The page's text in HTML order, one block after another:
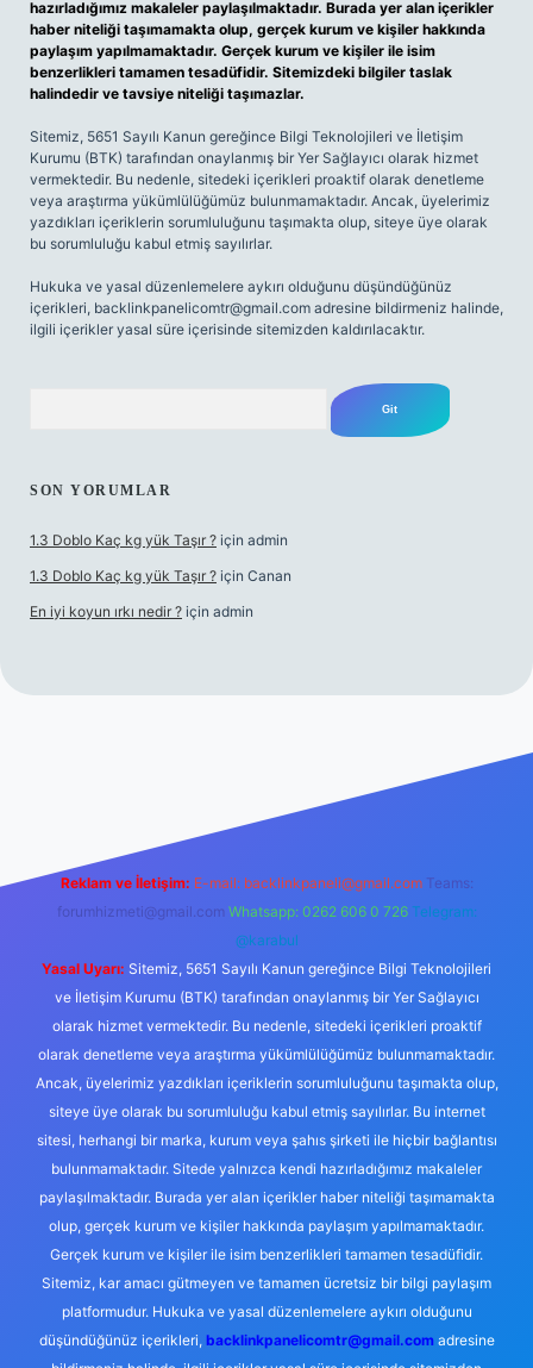
hazırladığımız makaleler paylaşılmaktadır. Burada yer alan içerikler
haber niteliği taşımamakta olup, gerçek kurum ve kişiler hakkında
paylaşım yapılmamaktadır. Gerçek kurum ve kişiler ile isim
benzerlikleri tamamen tesadüfidir. Sitemizdeki bilgiler taslak
halindedir ve tavsiye niteliği taşımazlar.
Sitemiz, 5651 Sayılı Kanun gereğince Bilgi Teknolojileri ve İletişim
Kurumu (BTK) tarafından onaylanmış bir Yer Sağlayıcı olarak hizmet
vermektedir. Bu nedenle, sitedeki içerikleri proaktif olarak denetleme
veya araştırma yükümlülüğümüz bulunmamaktadır. Ancak, üyelerimiz
yazdıkları içeriklerin sorumluluğunu taşımakta olup, siteye üye olarak
bu sorumluluğu kabul etmiş sayılırlar.
Hukuka ve yasal düzenlemelere aykırı olduğunu düşündüğünüz
içerikleri, backlinkpanelicomtr@gmail.com adresine bildirmeniz halinde,
ilgili içerikler yasal süre içerisinde sitemizden kaldırılacaktır.
SON YORUMLAR
1.3 Doblo Kaç kg yük Taşır ? için admin
1.3 Doblo Kaç kg yük Taşır ? için Canan
En iyi koyun ırkı nedir ? için admin
Reklam ve İletişim: E-mail: backlinkpaneli@gmail.com Teams:
forumhizmeti@gmail.com Whatsapp: 0262 606 0 726 Telegram:
@karabul
Yasal Uyarı: Sitemiz, 5651 Sayılı Kanun gereğince Bilgi Teknolojileri
ve İletişim Kurumu (BTK) tarafından onaylanmış bir Yer Sağlayıcı
olarak hizmet vermektedir. Bu nedenle, sitedeki içerikleri proaktif
olarak denetleme veya araştırma yükümlülüğümüz bulunmamaktadır.
Ancak, üyelerimiz yazdıkları içeriklerin sorumluluğunu taşımakta olup,
siteye üye olarak bu sorumluluğu kabul etmiş sayılırlar. Bu internet
sitesi, herhangi bir marka, kurum veya şahıs şirketi ile hiçbir bağlantısı
bulunmamaktadır. Sitede yalnızca kendi hazırladığımız makaleler
paylaşılmaktadır. Burada yer alan içerikler haber niteliği taşımamakta
olup, gerçek kurum ve kişiler hakkında paylaşım yapılmamaktadır.
Gerçek kurum ve kişiler ile isim benzerlikleri tamamen tesadüfidir.
Sitemiz, kar amacı gütmeyen ve tamamen ücretsiz bir bilgi paylaşım
platformudur. Hukuka ve yasal düzenlemelere aykırı olduğunu
düşündüğünüz içerikleri, backlinkpanelicomtr@gmail.comadresine